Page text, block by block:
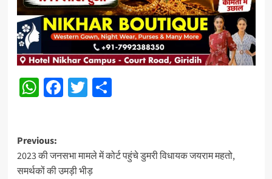
WhatsApp
Facebook
Twitter
Share
Post
navigation
Previous:
2023 की जनसभा मामले में कोर्ट पहुंचे डुमरी विधायक जयराम महतो,
समर्थकों की उमड़ी भीड़